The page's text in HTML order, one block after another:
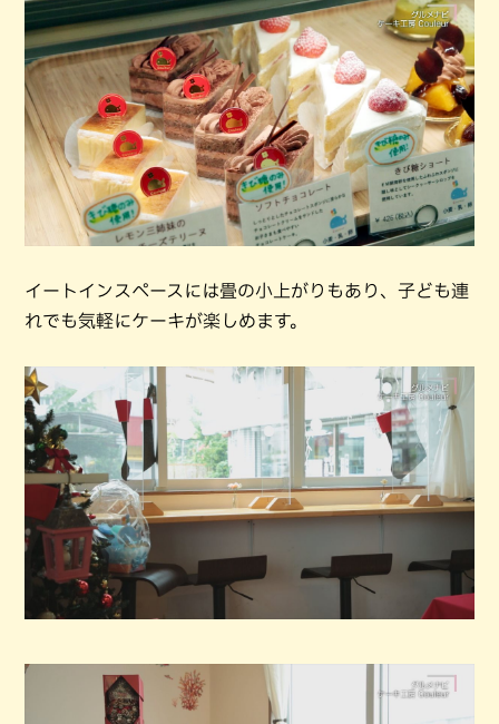
イートインスペースには畳の小上がりもあり、子ども連
れでも気軽にケーキが楽しめます。